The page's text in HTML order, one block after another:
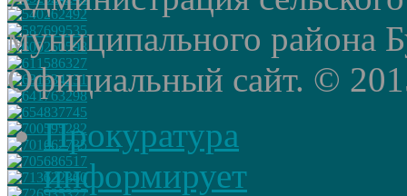
муниципального района
Официальный сайт. ©
Прокуратура
информирует